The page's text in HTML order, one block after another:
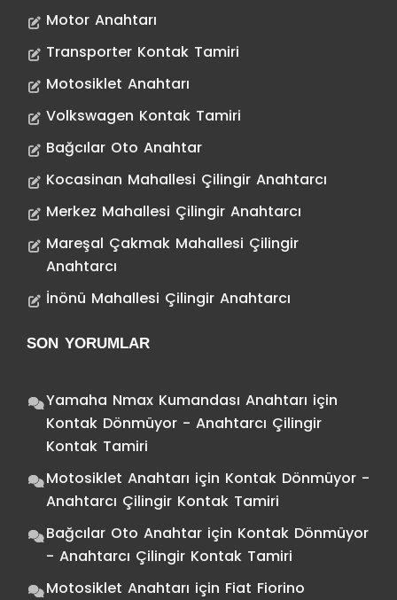
Motor Anahtarı
Transporter Kontak Tamiri
Motosiklet Anahtarı
Volkswagen Kontak Tamiri
Bağcılar Oto Anahtar
Kocasinan Mahallesi Çilingir Anahtarcı
Merkez Mahallesi Çilingir Anahtarcı
Mareşal Çakmak Mahallesi Çilingir
Anahtarcı
İnönü Mahallesi Çilingir Anahtarcı
SON YORUMLAR
Yamaha Nmax Kumandası Anahtarı için
Kontak Dönmüyor - Anahtarcı Çilingir
Kontak Tamiri
Motosiklet Anahtarı için Kontak Dönmüyor -
Anahtarcı Çilingir Kontak Tamiri
Bağcılar Oto Anahtar için Kontak Dönmüyor
- Anahtarcı Çilingir Kontak Tamiri
Motosiklet Anahtarı için Fiat Fiorino